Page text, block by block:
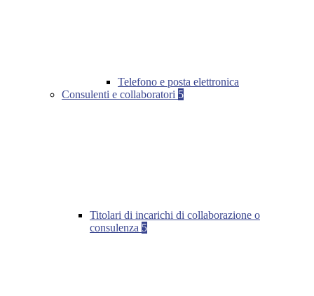
Telefono e posta elettronica
Consulenti e collaboratori 5
Titolari di incarichi di collaborazione o
consulenza 5